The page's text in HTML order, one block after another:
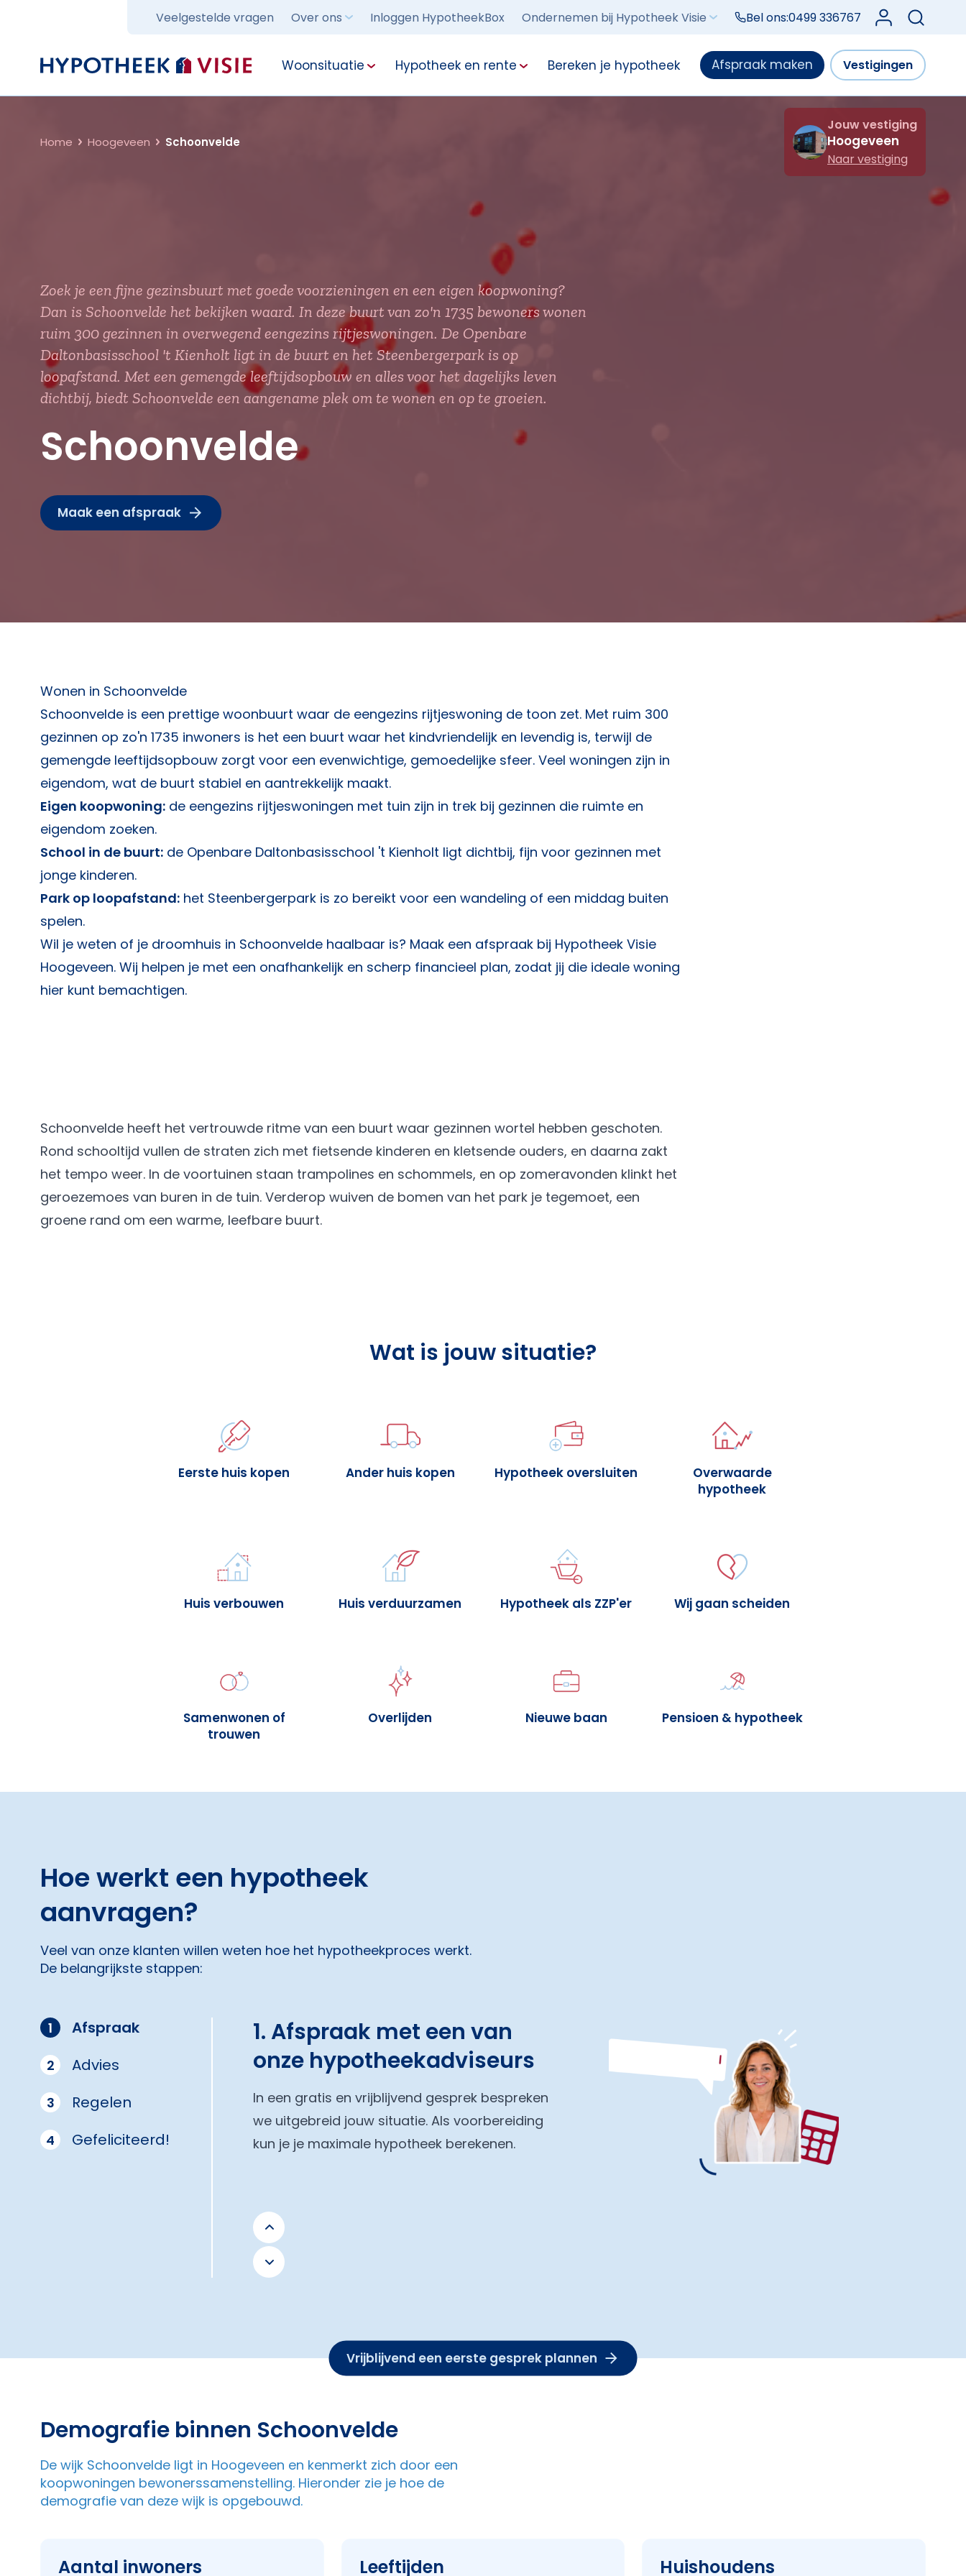
Veelgestelde vragen Over ons Inloggen HypotheekBox Ondernemen bij Hypotheek Visie Bel ons:0499 336767 Log in bij Mijn
Terug naar home Woonsituatie Hypotheek en rente Bereken je hypotheek Afspraak maken Vestigingen
Home Hoogeveen Schoonvelde
Jouw vestiging
Hoogeveen
Naar vestiging
Zoek je een fijne gezinsbuurt met goede voorzieningen en een eigen koopwoning?
Dan is Schoonvelde het bekijken waard. In deze buurt van zo'n 1735 bewoners wonen
ruim 300 gezinnen in overwegend eengezins rijtjeswoningen. De Openbare
Daltonbasisschool 't Kienholt ligt in de buurt en het Steenbergerpark is op
loopafstand. Met een gemengde leeftijdsopbouw en alles voor het dagelijks leven
dichtbij, biedt Schoonvelde een aangename plek om te wonen en op te groeien.
Schoonvelde
Maak een afspraak
Wonen in Schoonvelde
Schoonvelde is een prettige woonbuurt waar de eengezins rijtjeswoning de toon zet. Met ruim 300
gezinnen op zo'n 1735 inwoners is het een buurt waar het kindvriendelijk en levendig is, terwijl de
gemengde leeftijdsopbouw zorgt voor een evenwichtige, gemoedelijke sfeer. Veel woningen zijn in
eigendom, wat de buurt stabiel en aantrekkelijk maakt.
Eigen koopwoning: de eengezins rijtjeswoningen met tuin zijn in trek bij gezinnen die ruimte en
eigendom zoeken.
School in de buurt: de Openbare Daltonbasisschool 't Kienholt ligt dichtbij, fijn voor gezinnen met
jonge kinderen.
Park op loopafstand: het Steenbergerpark is zo bereikt voor een wandeling of een middag buiten
spelen.
Wil je weten of je droomhuis in Schoonvelde haalbaar is? Maak een afspraak bij Hypotheek Visie
Hoogeveen. Wij helpen je met een onafhankelijk en scherp financieel plan, zodat jij die ideale woning
hier kunt bemachtigen.
Schoonvelde heeft het vertrouwde ritme van een buurt waar gezinnen wortel hebben geschoten.
Rond schooltijd vullen de straten zich met fietsende kinderen en kletsende ouders, en daarna zakt
het tempo weer. In de voortuinen staan trampolines en schommels, en op zomeravonden klinkt het
geroezemoes van buren in de tuin. Verderop wuiven de bomen van het park je tegemoet, een
groene rand om een warme, leefbare buurt.
Wat is jouw situatie?
Eerste huis kopen Ander huis kopen Hypotheek oversluiten
Overwaarde
hypotheek
Huis verbouwen Huis verduurzamen Hypotheek als ZZP'er Wij gaan scheiden
Samenwonen of
trouwen
Overlijden Nieuwe baan Pensioen & hypotheek
Hoe werkt een hypotheek
aanvragen?
Veel van onze klanten willen weten hoe het hypotheekproces werkt.
De belangrijkste stappen:
1 Afspraak
2 Advies
3 Regelen
4 Gefeliciteerd!
1. Afspraak met een van
onze hypotheekadviseurs
In een gratis en vrijblijvend gesprek bespreken
we uitgebreid jouw situatie. Als voorbereiding
kun je je maximale hypotheek berekenen.
Vrijblijvend een eerste gesprek plannen
Demografie binnen Schoonvelde
De wijk Schoonvelde ligt in Hoogeveen en kenmerkt zich door een
koopwoningen bewonerssamenstelling. Hieronder zie je hoe de
demografie van deze wijk is opgebouwd.
Aantal inwoners Leeftijden Huishoudens